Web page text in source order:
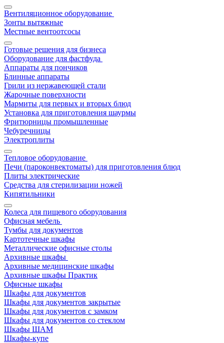
Вентиляционное оборудование
Зонты вытяжные
Местные вентоотсосы
Готовые решения для бизнеса
Оборудование для фастфуда
Аппараты для пончиков
Блинные аппараты
Грили из нержавеющей стали
Жарочные поверхности
Мармиты для первых и вторых блюд
Установка для приготовления шаурмы
Фритюрницы промышленные
Чебуречницы
Электроплиты
Тепловое оборудование
Печи (пароконвектоматы) для приготовления блюд
Плиты электрические
Средства для стерилизации ножей
Кипятильники
Колеса для пищевого оборудования
Офисная мебель
Тумбы для документов
Картотечные шкафы
Металлические офисные столы
Архивные шкафы
Архивные медицинские шкафы
Архивные шкафы Практик
Офисные шкафы
Шкафы для документов
Шкафы для документов закрытые
Шкафы для документов с замком
Шкафы для документов со стеклом
Шкафы ШАМ
Шкафы-купе